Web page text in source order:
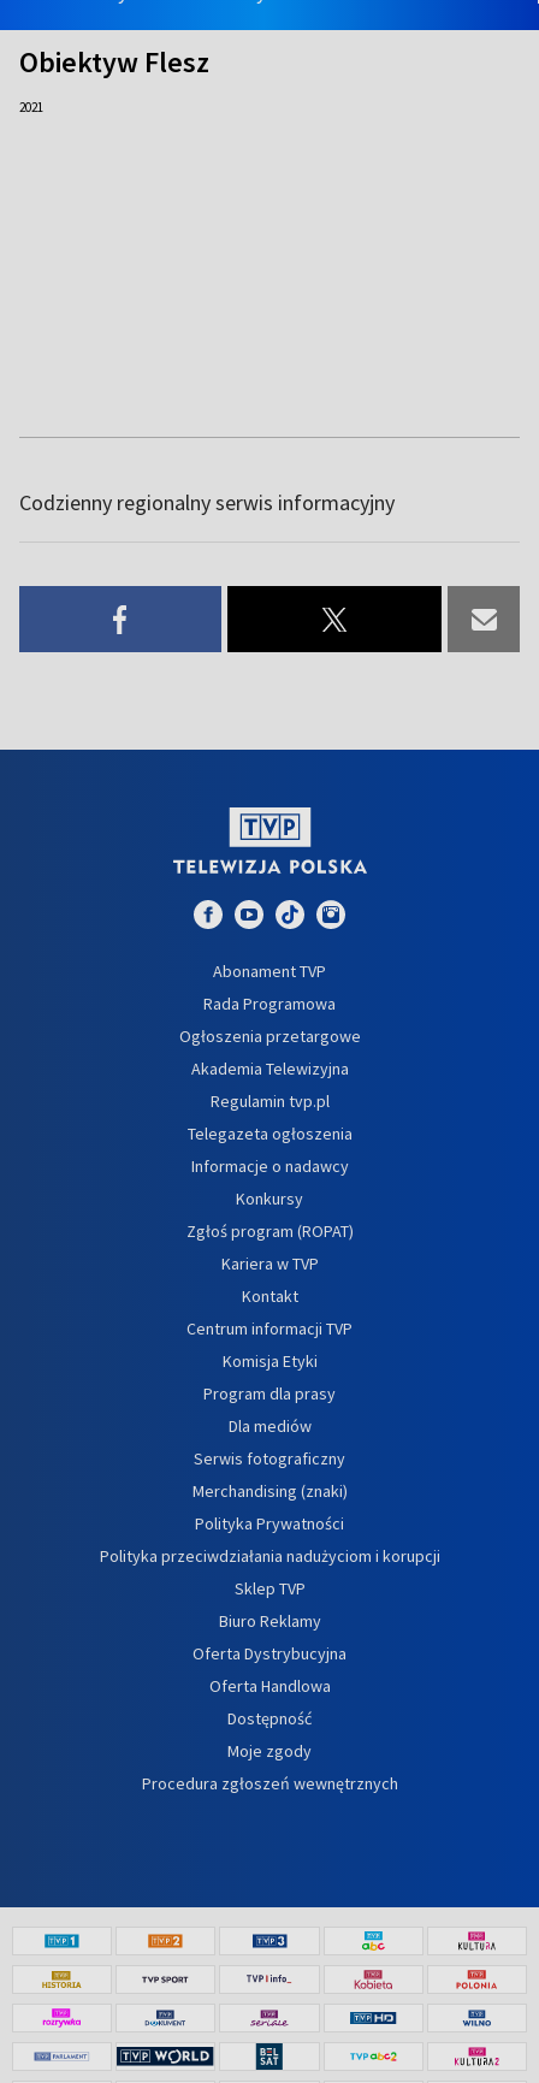
Obiektyw Flesz
2021
Codzienny regionalny serwis informacyjny
Abonament TVP
Rada Programowa
Ogłoszenia przetargowe
Akademia Telewizyjna
Regulamin tvp.pl
Telegazeta ogłoszenia
Informacje o nadawcy
Konkursy
Zgłoś program (ROPAT)
Kariera w TVP
Kontakt
Centrum informacji TVP
Komisja Etyki
Program dla prasy
Dla mediów
Serwis fotograficzny
Merchandising (znaki)
Polityka Prywatności
Polityka przeciwdziałania nadużyciom i korupcji
Sklep TVP
Biuro Reklamy
Oferta Dystrybucyjna
Oferta Handlowa
Dostępność
Moje zgody
Procedura zgłoszeń wewnętrznych